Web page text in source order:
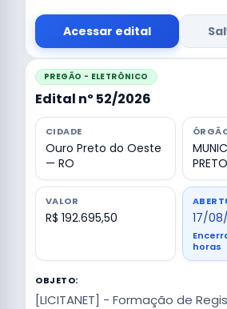
Acessar edital
PREGÃO - ELETRÔNICO
Edital nº 52/2026
CIDADE
Ouro Preto do Oeste
— RO
VALOR
R$ 192.695,50 17/
horas
OBJETO:
[LICITANET] - Formação de